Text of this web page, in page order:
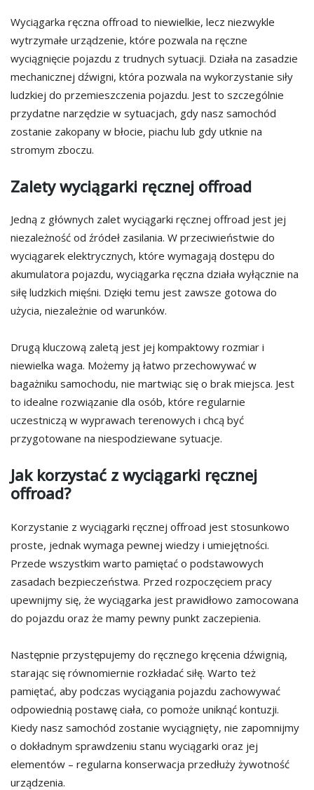
Wyciągarka ręczna offroad to niewielkie, lecz niezwykle
wytrzymałe urządzenie, które pozwala na ręczne
wyciągnięcie pojazdu z trudnych sytuacji. Działa na zasadzie
mechanicznej dźwigni, która pozwala na wykorzystanie siły
ludzkiej do przemieszczenia pojazdu. Jest to szczególnie
przydatne narzędzie w sytuacjach, gdy nasz samochód
zostanie zakopany w błocie, piachu lub gdy utknie na
stromym zboczu.
Zalety wyciągarki ręcznej offroad
Jedną z głównych zalet wyciągarki ręcznej offroad jest jej
niezależność od źródeł zasilania. W przeciwieństwie do
wyciągarek elektrycznych, które wymagają dostępu do
akumulatora pojazdu, wyciągarka ręczna działa wyłącznie na
siłę ludzkich mięśni. Dzięki temu jest zawsze gotowa do
użycia, niezależnie od warunków.
Drugą kluczową zaletą jest jej kompaktowy rozmiar i
niewielka waga. Możemy ją łatwo przechowywać w
bagażniku samochodu, nie martwiąc się o brak miejsca. Jest
to idealne rozwiązanie dla osób, które regularnie
uczestniczą w wyprawach terenowych i chcą być
przygotowane na niespodziewane sytuacje.
Jak korzystać z wyciągarki ręcznej
offroad?
Korzystanie z wyciągarki ręcznej offroad jest stosunkowo
proste, jednak wymaga pewnej wiedzy i umiejętności.
Przede wszystkim warto pamiętać o podstawowych
zasadach bezpieczeństwa. Przed rozpoczęciem pracy
upewnijmy się, że wyciągarka jest prawidłowo zamocowana
do pojazdu oraz że mamy pewny punkt zaczepienia.
Następnie przystępujemy do ręcznego kręcenia dźwignią,
starając się równomiernie rozkładać siłę. Warto też
pamiętać, aby podczas wyciągania pojazdu zachowywać
odpowiednią postawę ciała, co pomoże uniknąć kontuzji.
Kiedy nasz samochód zostanie wyciągnięty, nie zapomnijmy
o dokładnym sprawdzeniu stanu wyciągarki oraz jej
elementów – regularna konserwacja przedłuży żywotność
urządzenia.